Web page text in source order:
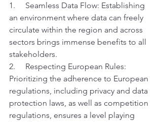
1.     Seamless Data Flow: Establishing
an environment where data can freely
circulate within the region and across
sectors brings immense benefits to all
stakeholders.
2.     Respecting European Rules:
Prioritizing the adherence to European
regulations, including privacy and data
protection laws, as well as competition
regulations, ensures a level playing